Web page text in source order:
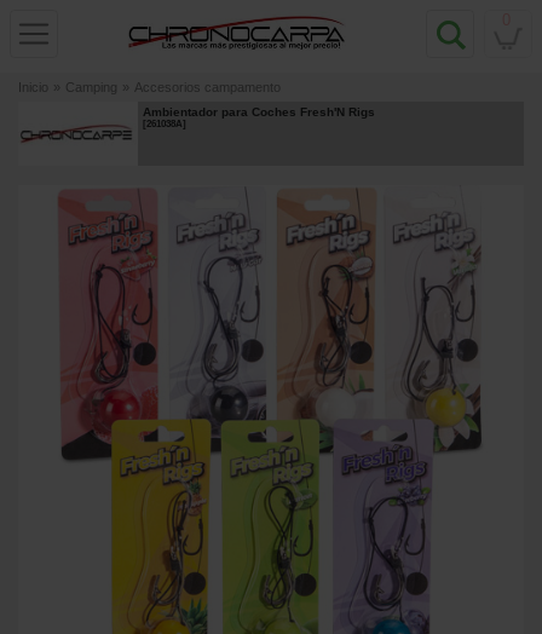
Inicio » Camping » Accesorios campamento
Ambientador para Coches Fresh'N Rigs
[261038A]